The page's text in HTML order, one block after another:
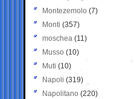
Montezemolo (7)
Monti (357)
moschea (11)
Musso (10)
Muti (10)
Napoli (319)
Napolitano (220)